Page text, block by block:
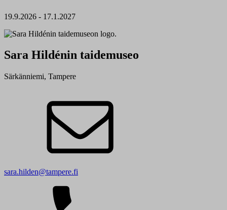
19.9.2026 - 17.1.2027
Sara Hildénin taidemuseo
Särkänniemi, Tampere
sara.hilden@tampere.fi